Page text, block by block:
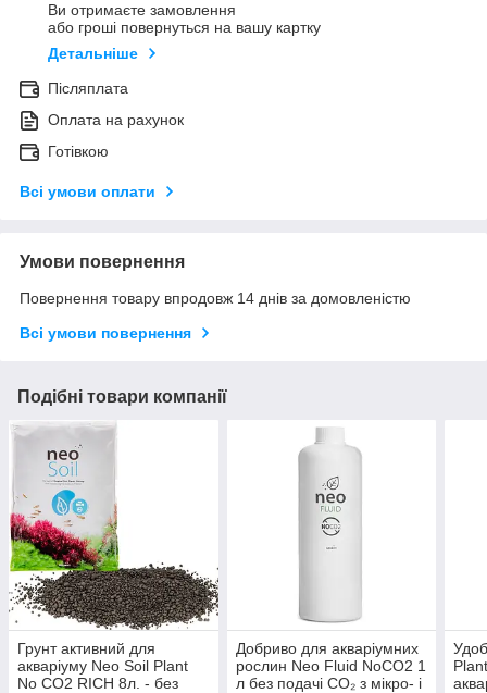
Ви отримаєте замовлення
або гроші повернуться на вашу картку
Детальніше
Післяплата
Оплата на рахунок
Готівкою
Всі умови оплати
Умови повернення
Повернення товару впродовж 14 днів за домовленістю
Всі умови повернення
Подібні товари компанії
Грунт активний для
акваріуму Neo Soil Plant
No CO2 RICH 8л. - без
Добриво для акваріумних
рослин Neo Fluid NoCO2 1
л без подачі CO₂ з мікро- і